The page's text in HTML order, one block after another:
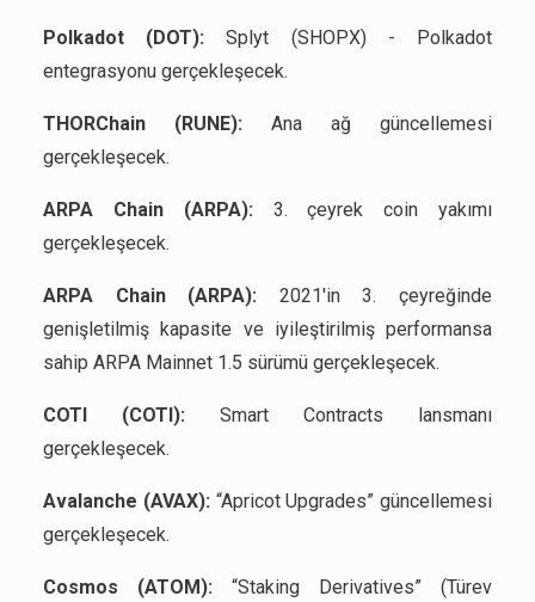
Polkadot (DOT): Splyt (SHOPX) - Polkadot
entegrasyonu gerçekleşecek.
THORChain (RUNE): Ana ağ güncellemesi
gerçekleşecek.
ARPA Chain (ARPA): 3. çeyrek coin yakımı
gerçekleşecek.
ARPA Chain (ARPA): 2021'in 3. çeyreğinde
genişletilmiş kapasite ve iyileştirilmiş performansa
sahip ARPA Mainnet 1.5 sürümü gerçekleşecek.
COTI (COTI): Smart Contracts lansmanı
gerçekleşecek.
Avalanche (AVAX): “Apricot Upgrades” güncellemesi
gerçekleşecek.
Cosmos (ATOM): “Staking Derivatives” (Türev